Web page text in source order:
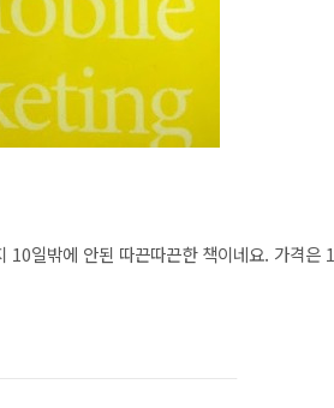
10일밖에 안된 따끈따끈한 책이네요. 가격은 1